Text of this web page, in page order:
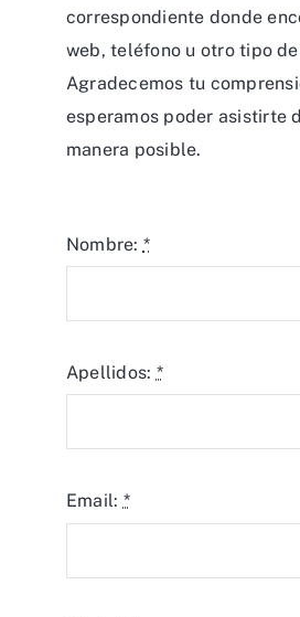
correspondiente donde
web, teléfono u otro tipo
Agradecemos tu
esperamos poder asistirte
manera posible.
Nombre: *
Apellidos: *
Email: *